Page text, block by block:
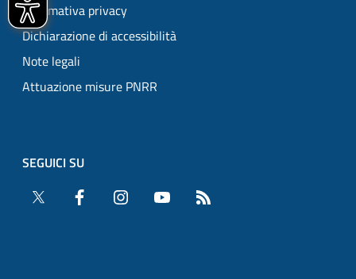
Informativa privacy
Dichiarazione di accessibilità
Note legali
Attuazione misure PNRR
SEGUICI SU
Twitter
Facebook Instagram YouTube